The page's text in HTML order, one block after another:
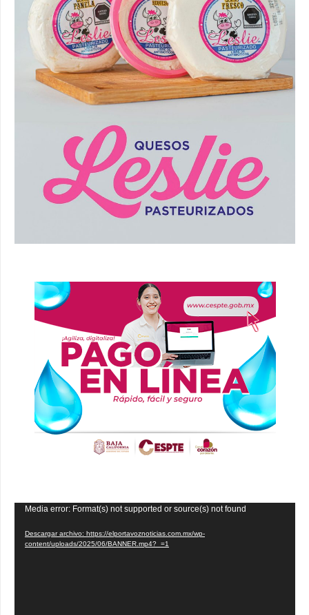
Reproductor
vídeo
Media error: Format(s) not supported or source(s) not found
Descargar archivo: https://elportavoznoticias.com.mx/wp-
content/uploads/2025/06/BANNER.mp4?_=1